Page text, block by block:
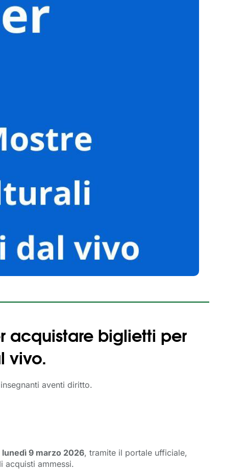
acquistare biglietti per
vivo.
aventi diritto.
lunedì 9 marzo 2026, tramite il portale ufficiale,
acquisti ammessi.